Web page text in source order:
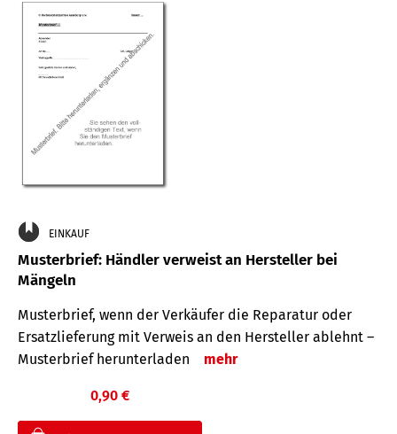
EINKAUF
Musterbrief: Händler verweist an Hersteller bei
Mängeln
Musterbrief, wenn der Verkäufer die Reparatur oder
Ersatzlieferung mit Verweis an den Hersteller ablehnt –
Musterbrief herunterladen
mehr
0,90 €